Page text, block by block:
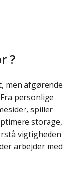
?
men afgørende
personlige
spiller
storage,
vigtigheden
arbejder med